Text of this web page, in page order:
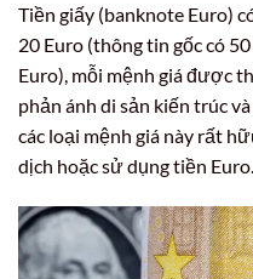
Tiền giấy (banknote Euro)
20 Euro (thông tin gốc có
Euro), mỗi mệnh giá được
phản ánh di sản kiến trúc
các loại mệnh giá này rất
dịch hoặc sử dụng tiền Euro.